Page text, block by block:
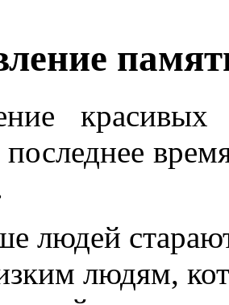
последнее
людей
людям,